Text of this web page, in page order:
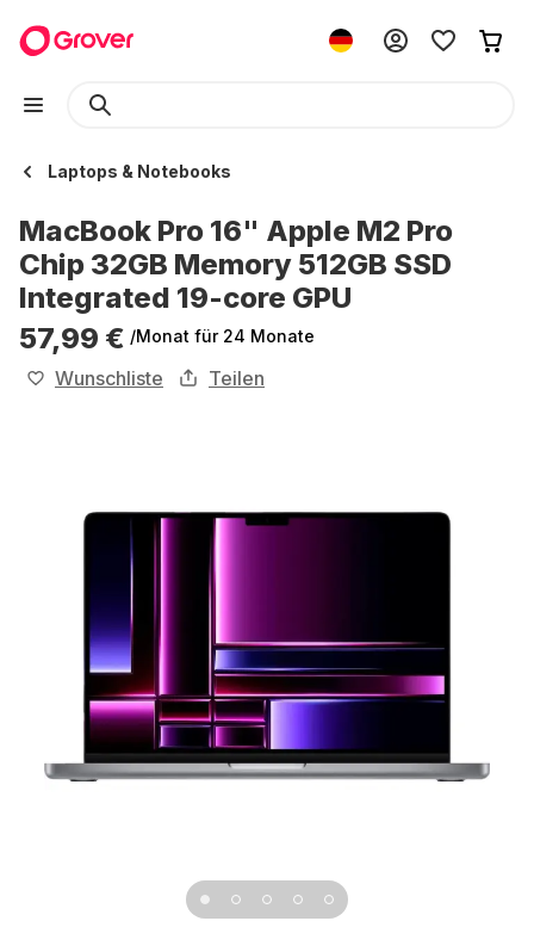
Laptops & Notebooks
MacBook Pro 16" Apple M2 Pro
Chip 32GB Memory 512GB SSD
Integrated 19-core GPU
57,99 € /Monat für 24 Monate
Wunschliste Teilen